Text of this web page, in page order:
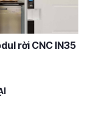
rời CNC IN35